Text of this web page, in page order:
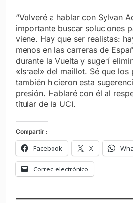
“Volveré a hablar con Sylvan
importante buscar soluciones
viene. Hay que ser realistas:
menos en las carreras de
durante la Vuelta y sugerí
«Israel» del maillot. Sé que
también hicieron esta
presión. Hablaré con él al
titular de la UCI.
Compartir :
Facebook X
Correo electrónico